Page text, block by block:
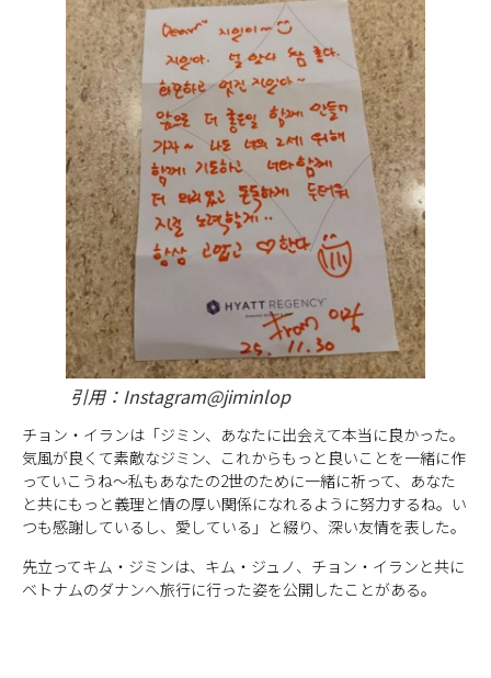
引用：Instagram@jiminlop
チョン・イランは「ジミン、あなたに出会えて本当に良かった。
気風が良くて素敵なジミン、これからもっと良いことを一緒に作
っていこうね〜私もあなたの2世のために一緒に祈って、あなた
と共にもっと義理と情の厚い関係になれるように努力するね。い
つも感謝しているし、愛している」と綴り、深い友情を表した。
先立ってキム・ジミンは、キム・ジュノ、チョン・イランと共に
ベトナムのダナンへ旅行に行った姿を公開したことがある。